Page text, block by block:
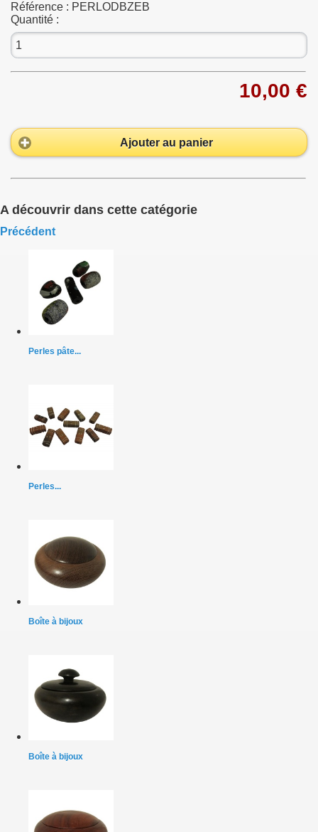
Référence : PERLODBZEB
Quantité :
10,00 €
Ajouter au panier
A découvrir dans cette catégorie
Précédent
Perles pâte...
Perles...
Boîte à bijoux
Boîte à bijoux